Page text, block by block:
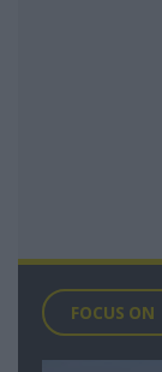
FOCUS ON